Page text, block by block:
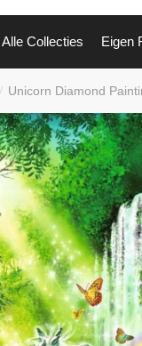
Alle Collecties Eigen
/ Unicorn Diamond